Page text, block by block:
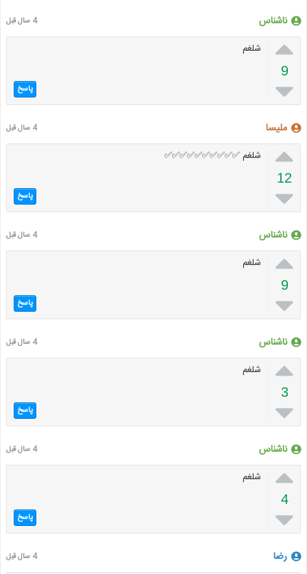
ناشناس 4 سال قبل

9

شلغم
پاسخ
ملیسا 4 سال قبل

12

شلغم ✅✅✅✅✅✅✅✅✅✅
پاسخ
ناشناس 4 سال قبل

9

شلغم
پاسخ
ناشناس 4 سال قبل

3

شلغم
پاسخ
ناشناس 4 سال قبل

4

شلغم
پاسخ
رضا 4 سال قبل